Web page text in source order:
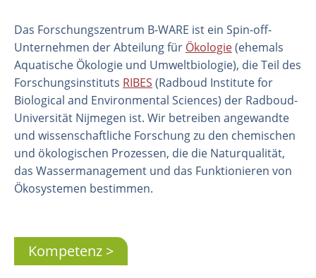
Labor
Feld- und Laborexperimente
Das Forschungszentrum B-WARE ist ein Spin-off-
Unternehmen der Abteilung für Ökologie(ehemals
Aquatische Ökologie und Umweltbiologie), die Teil des
Forschungsinstituts RIBES (Radboud Institute for
Biological and Environmental Sciences) der Radboud-
Universität Nijmegen ist. Wir betreiben angewandte
und wissenschaftliche Forschung zu den chemischen
und ökologischen Prozessen, die die Naturqualität,
das Wassermanagement und das Funktionieren von
Ökosystemen bestimmen.
Kompetenz